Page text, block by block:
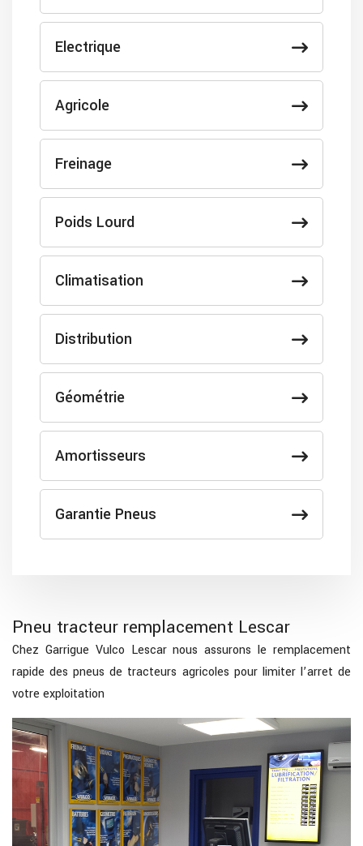
Electrique
Agricole
Freinage
Poids Lourd
Climatisation
Distribution
Géométrie
Amortisseurs
Garantie Pneus
Pneu tracteur remplacement Lescar
Chez Garrigue Vulco Lescar nous assurons le remplacement
rapide des pneus de tracteurs agricoles pour limiter l’arret de
votre exploitation